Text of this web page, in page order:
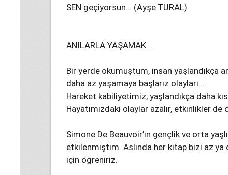
SEN geçiyorsun... (Ayşe TURAL)
ANILARLA YAŞAMAK...
Bir yerde okumuştum, insan yaşlandıkça
daha az yaşamaya başlarız olayları...
Hareket kabiliyetimiz, yaşlandıkça daha
Hayatımızdaki olaylar azalır, etkinlikler de
Simone De Beauvoir’ın gençlik ve orta
etkilenmiştim. Aslında her kitap bizi az
için öğreniriz.